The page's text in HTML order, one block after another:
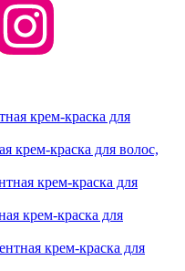
крем-краска для волос,
крем-краска для